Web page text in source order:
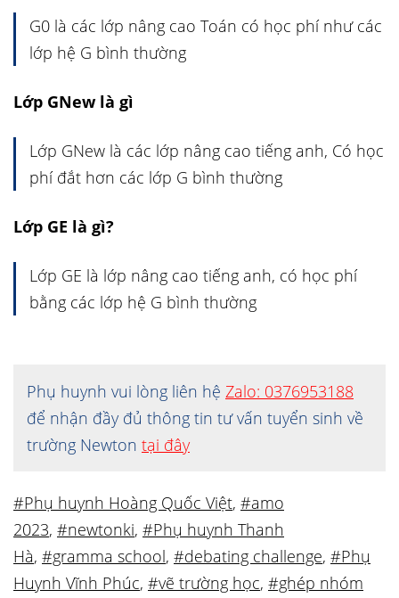
G0 là các lớp nâng cao Toán có học phí như các
lớp hệ G bình thường
Lớp GNew là gì
Lớp GNew là các lớp nâng cao tiếng anh, Có học
phí đắt hơn các lớp G bình thường
Lớp GE là gì?
Lớp GE là lớp nâng cao tiếng anh, có học phí
bằng các lớp hệ G bình thường
Phụ huynh vui lòng liên hệ Zalo: 0376953188
để nhận đầy đủ thông tin tư vấn tuyển sinh về
trường Newton tại đây
#Phụ huynh Hoàng Quốc Việt, #amo
2023, #newtonki, #Phụ huynh Thanh
Hà, #gramma school, #debating challenge, #Phụ
Huynh Vĩnh Phúc, #vẽ trường học, #ghép nhóm